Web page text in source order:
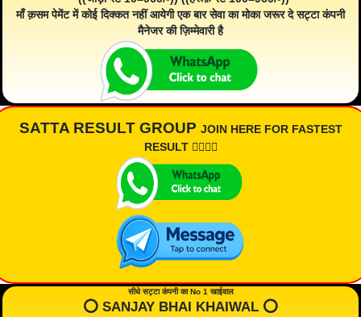
माँ क़सम पेमेंट में कोई दिक्कत नहीं आयेगी एक बार सेवा का मोका जरूर दे सट्टा कंपनी
मैनेजर की ज़िम्मेवारी है
SATTA RESULT GROUP JOIN HERE FOR FASTEST
RESULT 👇🏾👇🏾
सीधे सट्टा कंपनी का No 1 खाईवाल
⭕️ SANJAY BHAI KHAIWAL ⭕️